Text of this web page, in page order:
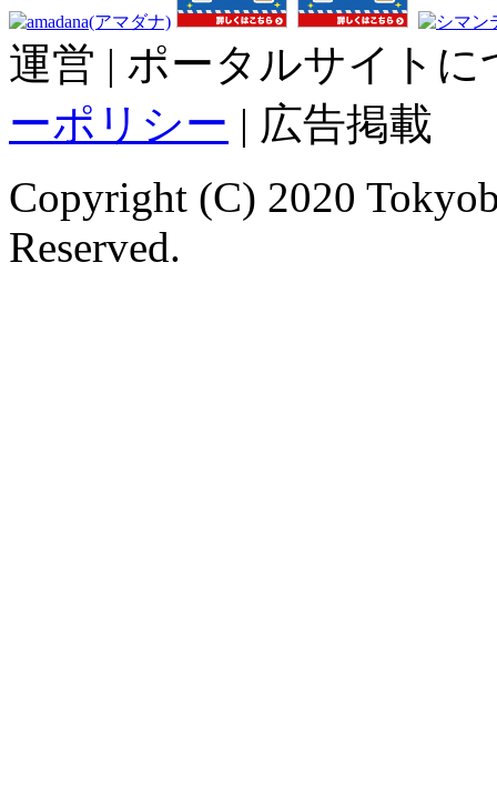
運営 | ポータルサイト
ーポリシー | 広告掲載
Copyright (C) 2020
Reserved.